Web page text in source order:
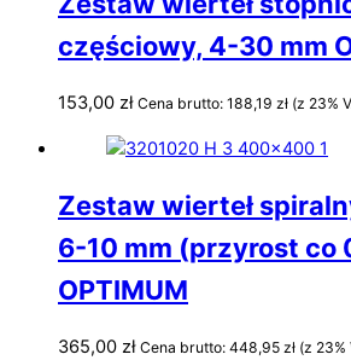
częściowy, 4-30 mm
153,00 zł Cena brutto: 188,19 zł (z 23%
Zestaw wierteł
6-10 mm (przyrost co
OPTIMUM
365,00 zł Cena brutto: 448,95 zł (z 23%